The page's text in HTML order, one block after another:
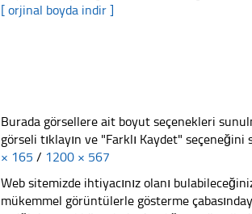
[ orjinal boyda indir ]
Burada görsellere ait boyut seçenekleri
görseli tıklayın ve "Farklı Kaydet" seçeneğini
× 165 / 1200 × 567
Web sitemizde ihtiyacınız olanı
mükemmel görüntülerle gösterme